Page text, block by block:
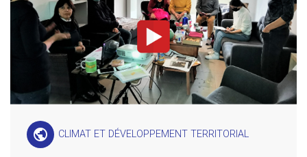
public CLIMAT ET DÉVELOPPEMENT TERRITORIAL